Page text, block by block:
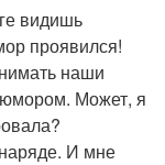
видишь
проявился!
наши
юмором. Может, я
И мне